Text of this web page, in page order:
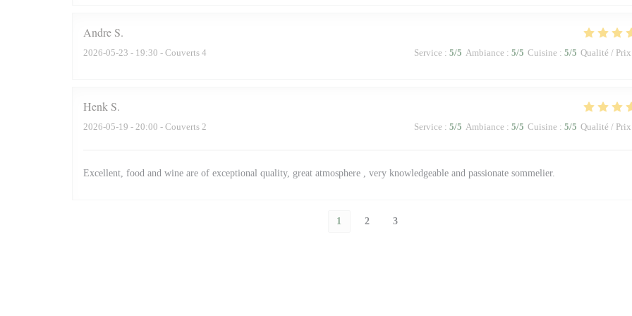
Andre S
2026-05-23 - 19:30 - Couverts 4 Service : 5/5 Ambiance : 5/5 Cuisine : 5/5 Qualité / Prix
Henk S
2026-05-19 - 20:00 - Couverts 2 Service : 5/5 Ambiance : 5/5 Cuisine : 5/5 Qualité / Prix
Excellent, food and wine are of exceptional quality, great atmosphere , very knowledgeable and passionate sommelier.
1 2 3